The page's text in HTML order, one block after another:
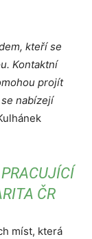
kteří se
Kontaktní
projít
nabízejí
ČR
míst, která